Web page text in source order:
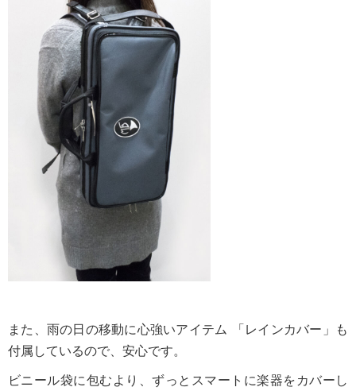
また、雨の日の移動に心強いアイテム 「レインカバー」も
付属しているので、安心です。
ビニール袋に包むより、ずっとスマートに楽器をカバーし